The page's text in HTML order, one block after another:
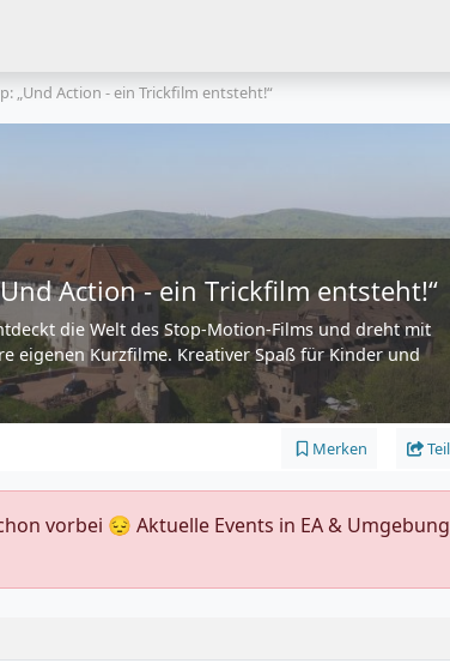
„Und Action - ein Trickfilm entsteht!“
Action - ein Trickfilm entsteht!“
die Welt des Stop-Motion-Films und dreht mit
eigenen Kurzfilme. Kreativer Spaß für Kinder und
Merken
vorbei 😔 Aktuelle Events in EA & Umgebung